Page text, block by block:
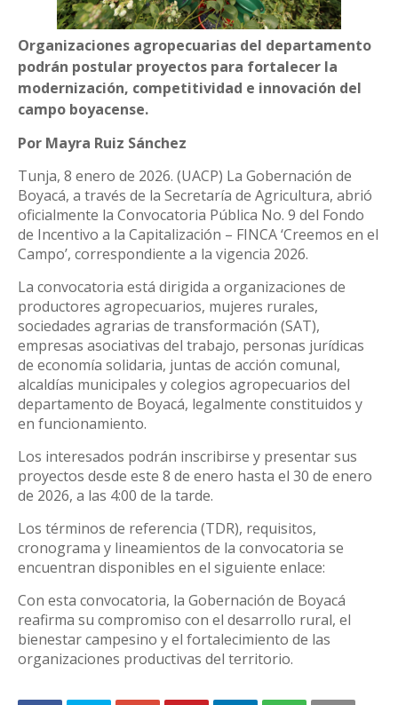
Organizaciones agropecuarias del departamento
podrán postular proyectos para fortalecer la
modernización, competitividad e innovación del
campo boyacense.
Por Mayra Ruiz Sánchez
Tunja, 8 enero de 2026. (UACP) La Gobernación de
Boyacá, a través de la Secretaría de Agricultura, abrió
oficialmente la Convocatoria Pública No. 9 del Fondo
de Incentivo a la Capitalización – FINCA ‘Creemos en el
Campo’, correspondiente a la vigencia 2026.
La convocatoria está dirigida a organizaciones de
productores agropecuarios, mujeres rurales,
sociedades agrarias de transformación (SAT),
empresas asociativas del trabajo, personas jurídicas
de economía solidaria, juntas de acción comunal,
alcaldías municipales y colegios agropecuarios del
departamento de Boyacá, legalmente constituidos y
en funcionamiento.
Los interesados podrán inscribirse y presentar sus
proyectos desde este 8 de enero hasta el 30 de enero
de 2026, a las 4:00 de la tarde.
Los términos de referencia (TDR), requisitos,
cronograma y lineamientos de la convocatoria se
encuentran disponibles en el siguiente enlace:
Con esta convocatoria, la Gobernación de Boyacá
reafirma su compromiso con el desarrollo rural, el
bienestar campesino y el fortalecimiento de las
organizaciones productivas del territorio.